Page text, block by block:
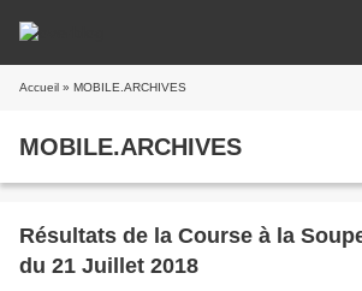
Accueil » MOBILE.ARCHIVES
MOBILE.ARCHIVES
Résultats de la Course à la
du 21 Juillet 2018